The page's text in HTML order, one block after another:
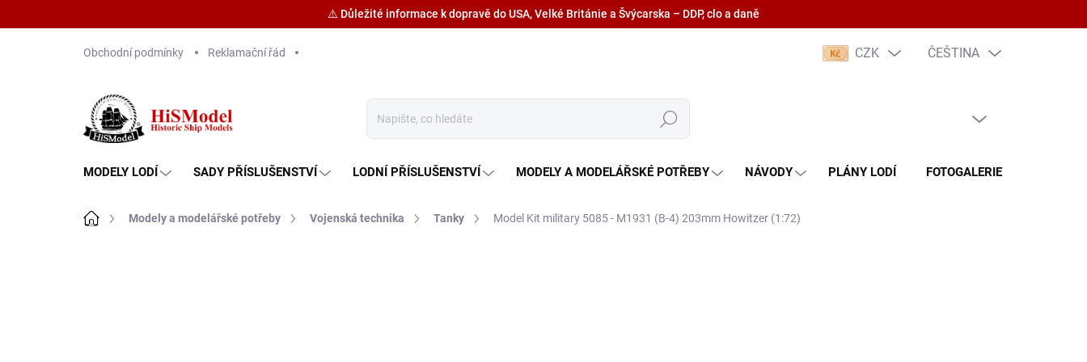
Obchodní podmínky Reklamační řád CZK ČEŠTINA
Hledat
MODELY LODÍ SADY PŘÍSLUŠENSTVÍ LODNÍ PŘÍSLUŠENSTVÍ MODELY A MODELÁŘSKÉ POTŘEBY NÁVODY PLÁNY LODÍ FOTOGALERIE
Domů Modely a modelářské potřeby Vojenská technika Tanky Model Kit military 5085 - M1931 (B-4) 203mm Howitzer (1:72)
⚠️ Důležité informace k dopravě do USA, Velké Británie a Švýcarska – DDP, clo a daně